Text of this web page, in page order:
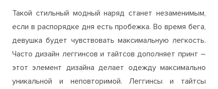
Такой стильный модный наряд станет незаменимым,
если в распорядке дня есть пробежка. Во время бега,
девушка будет чувствовать максимальную легкость.
Часто дизайн леггинсов и тайтсов дополняет принт –
этот элемент дизайна делает одежду максимально
уникальной и неповторимой. Леггинсы и тайтсы